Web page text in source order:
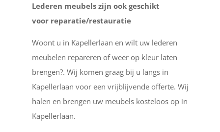
Lederen meubels zijn ook geschikt
voor reparatie/restauratie
Woont u in Kapellerlaan en wilt uw lederen
meubelen repareren of weer op kleur laten
brengen?. Wij komen graag bij u langs in
Kapellerlaan voor een vrijblijvende offerte. Wij
halen en brengen uw meubels kosteloos op in
Kapellerlaan.